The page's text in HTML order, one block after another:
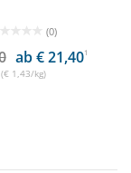
(0)
ab € 21,401
(€ 1,43/kg)